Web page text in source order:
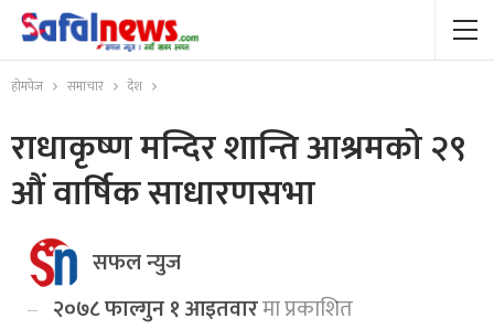
होमपेज समाचार देश
राधाकृष्ण मन्दिर शान्ति आश्रमको २९
औं वार्षिक साधारणसभा
सफल न्युज
२०७८ फाल्गुन १ आइतवारमा प्रकाशित